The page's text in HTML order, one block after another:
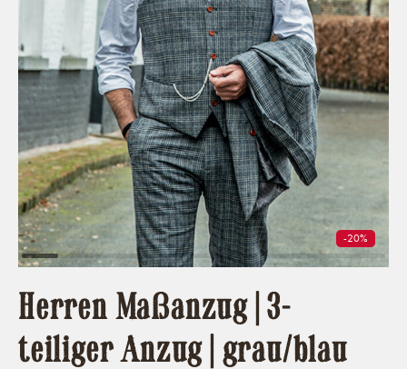
-20%
Herren Maßanzug | 3-
teiliger Anzug | grau/blau